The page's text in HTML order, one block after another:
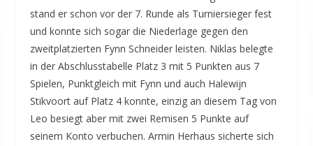
stand er schon vor der 7. Runde als Turniersieger fest
und konnte sich sogar die Niederlage gegen den
zweitplatzierten Fynn Schneider leisten. Niklas belegte
in der Abschlusstabelle Platz 3 mit 5 Punkten aus 7
Spielen, Punktgleich mit Fynn und auch Halewijn
Stikvoort auf Platz 4 konnte, einzig an diesem Tag von
Leo besiegt aber mit zwei Remisen 5 Punkte auf
seinem Konto verbuchen. Armin Herhaus sicherte sich